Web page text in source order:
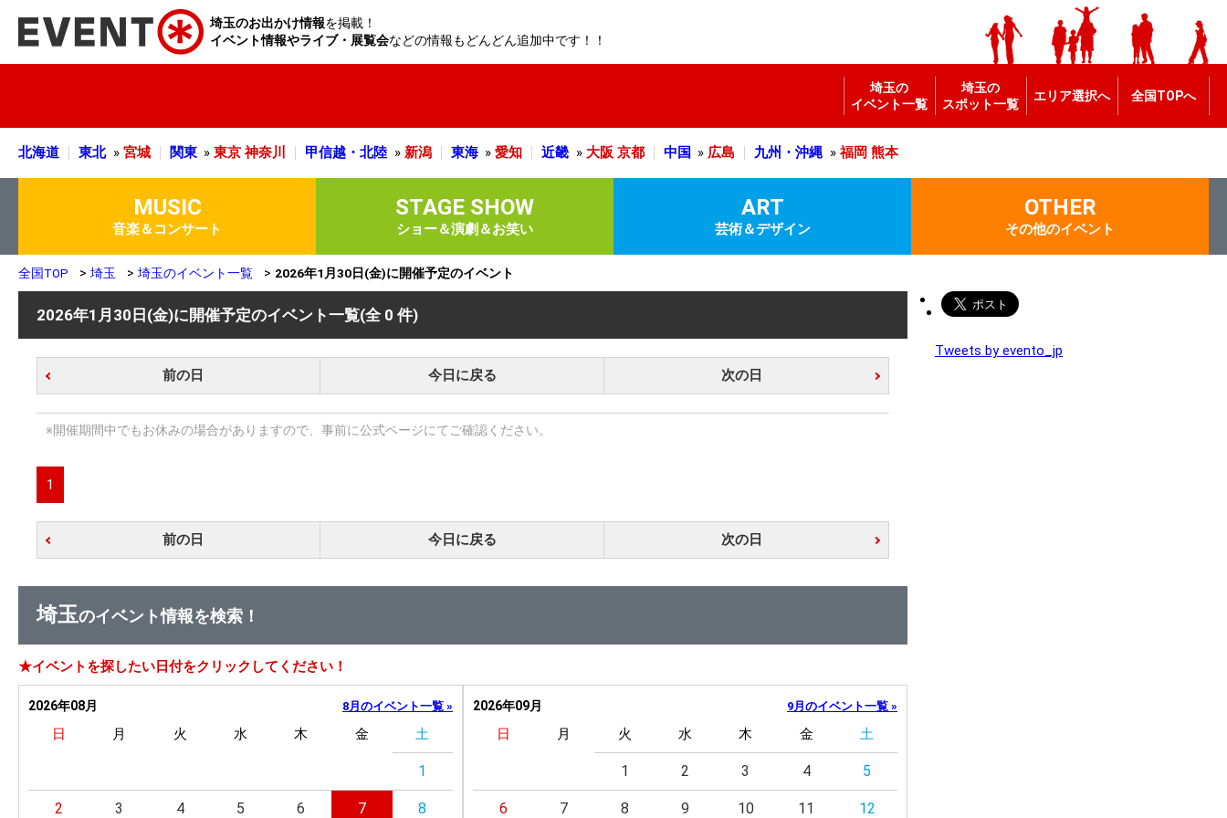
埼玉のお出かけ情報を掲載！
イベント情報やライブ・展覧会などの情報もどんどん追加中です！！
埼玉の
イベント一覧
埼玉の
スポット一覧
エリア選択へ 全国TOPへ
北海道 東北 » 宮城 関東 » 東京 神奈川 甲信越・北陸 » 新潟 東海 » 愛知 近畿 » 大阪 京都 中国 » 広島 九州・沖縄 » 福岡 熊本
MUSIC
音楽＆コンサート
STAGE SHOW
ショー＆演劇＆お笑い
ART
芸術＆デザイン
OTHER
その他のイベント
全国TOP 埼玉 埼玉のイベント一覧 2026年1月30日(金)に開催予定のイベント
2026年1月30日(金)に開催予定のイベント一覧(全 0 件)
前の日 今日に戻る 次の日
※開催期間中でもお休みの場合がありますので、事前に公式ページにてご確認ください。
1
前の日 今日に戻る 次の日
埼玉のイベント情報を検索！
★イベントを探したい日付をクリックしてください！
2026年08月 8月のイベント一覧 »
日 月 火 水 木 金 土
1
2 3 4 5 6 7 8
2026年09月 9月のイベント一覧 »
日 月 火 水 木 金 土
1 2 3 4 5
6 7 8 9 10 11 12
Tweets by evento_jp